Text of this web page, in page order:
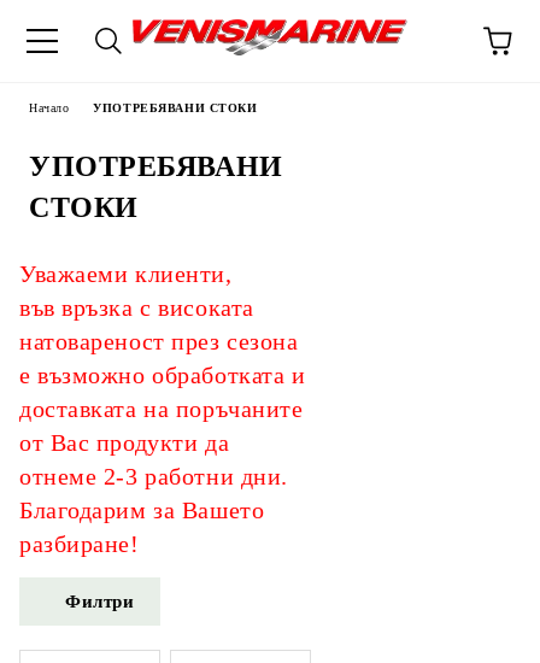
Начало УПОТРЕБЯВАНИ СТОКИ
УПОТРЕБЯВАНИ
СТОКИ
Уважаеми клиенти,
във връзка с високата
натовареност през сезона
е възможно обработката и
доставката на поръчаните
от Вас продукти да
отнеме 2-3 работни дни.
Благодарим за Вашето
разбиране!
Филтри